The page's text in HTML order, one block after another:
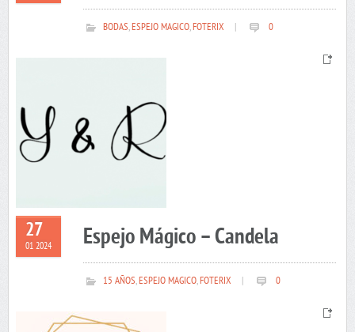
BODAS,ESPEJO MAGICO,FOTERIX 0
27
01 2024 Espejo Mágico – Candela
15 AÑOS,ESPEJO MAGICO,FOTERIX 0